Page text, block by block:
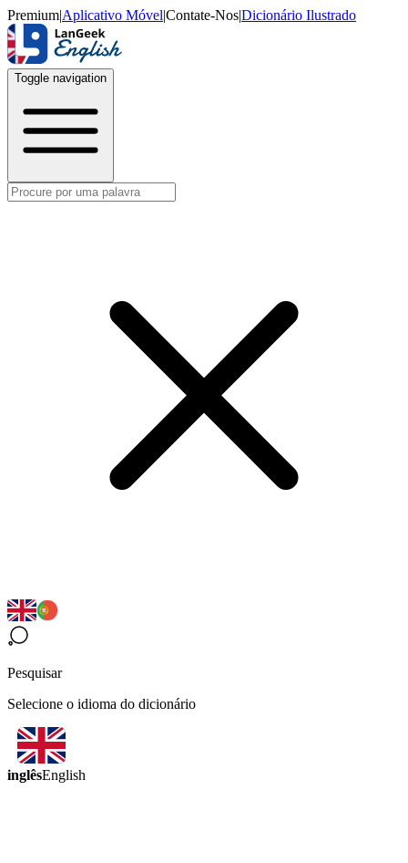
Premium|Aplicativo Móvel|Contate-Nos|Dicionário Ilustrado
Toggle navigation
Pesquisar
Selecione o idioma do dicionário
inglêsEnglish